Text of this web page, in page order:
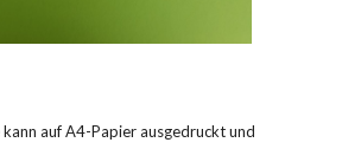
auf A4-Papier ausgedruckt und